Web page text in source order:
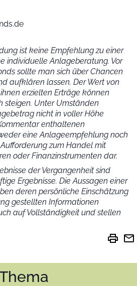
ist keine Empfehlung zu einer
individuelle Anlageberatung. Vor
sollte man sich über Chancen
aufklären lassen. Der Wert von
erzielten Erträge können
steigen. Unter Umständen
nicht in voller Höhe
enthaltenen
eine Anlageempfehlung noch
zum Handel mit
oder Finanzinstrumenten dar.
der Vergangenheit sind
Ergebnisse. Die Aussagen einer
deren persönliche Einschätzung
gestellten Informationen
auf Vollständigkeit und stellen
print mail